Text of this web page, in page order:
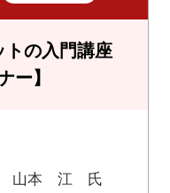
トの入門講座
ー】
山本 江 氏